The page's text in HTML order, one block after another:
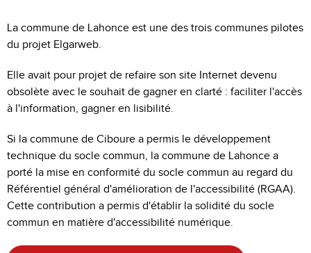
La commune de Lahonce est une des trois communes pilotes
du projet Elgarweb.
Elle avait pour projet de refaire son site Internet devenu
obsolète avec le souhait de gagner en clarté : faciliter l'accès
à l'information, gagner en lisibilité.
Si la commune de Ciboure a permis le développement
technique du socle commun, la commune de Lahonce a
porté la mise en conformité du socle commun au regard du
Référentiel général d'amélioration de l'accessibilité (RGAA).
Cette contribution a permis d'établir la solidité du socle
commun en matière d'accessibilité numérique.